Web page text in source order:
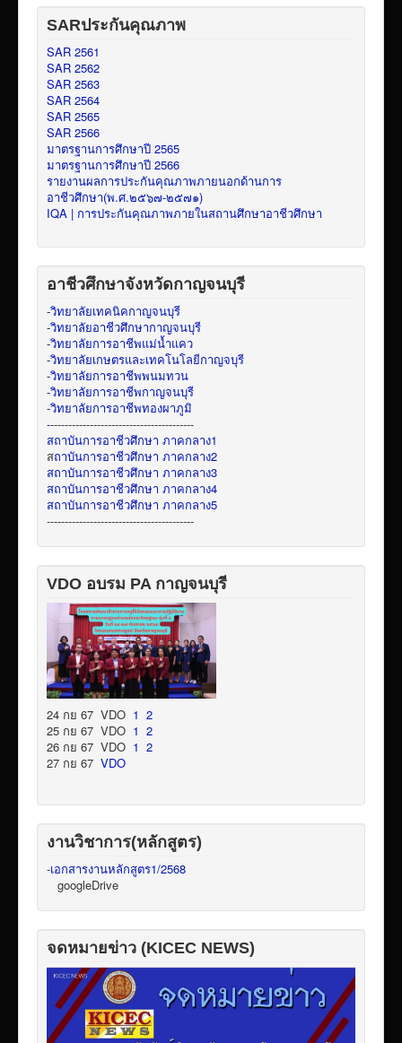
SARประกันคุณภาพ
SAR 2561
SAR 2562
SAR 2563
SAR 2564
SAR 2565
SAR 2566
มาตรฐานการศึกษาปี 2565
มาตรฐานการศึกษาปี 2566
รายงานผลการประกันคุณภาพภายนอกด้านการ
อาชีวศึกษา(พ.ศ.๒๕๖๗-๒๕๗๑)
IQA | การประกันคุณภาพภายในสถานศึกษาอาชีวศึกษา
อาชีวศึกษาจังหวัดกาญจนบุรี
-วิทยาลัยเทคนิคกาญจนบุรี
-วิทยาลัยอาชีวศึกษากาญจนบุรี
-วิทยาลัยการอาชีพแม่น้ำแคว
-วิทยาลัยเกษตรและเทคโนโลยีกาญจบุรี
-วิทยาลัยการอาชีพพนมทวน
-วิทยาลัยการอาชีพกาญจนบุรี
-วิทยาลัยการอาชีพทองผาภูมิ
-----------------------------------------
สถาบันการอาชีวศึกษา ภาคกลาง1
สถาบันการอาชีวศึกษา ภาคกลาง2
สถาบันการอาชีวศึกษา ภาคกลาง3
สถาบันการอาชีวศึกษา ภาคกลาง4
สถาบันการอาชีวศึกษา ภาคกลาง5
-----------------------------------------
VDO อบรม PA กาญจนบุรี
24 กย 67 VDO 1 2
25 กย 67 VDO 1 2
26 กย 67 VDO 1 2
27 กย 67 VDO
งานวิชาการ(หลักสูตร)
-เอกสารงานหลักสูตร1/2568
googleDrive
จดหมายข่าว (KICEC NEWS)